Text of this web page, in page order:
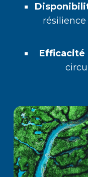
résilience